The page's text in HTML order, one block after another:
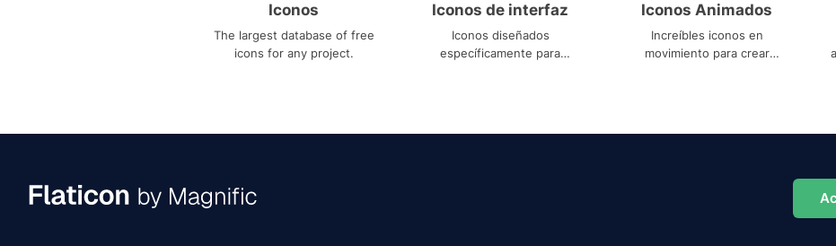
Iconos
The largest database of free
icons for any project.
Iconos de interfaz
Iconos diseñados
específicamente para
Iconos Animados
Increíbles iconos en
movimiento para crear